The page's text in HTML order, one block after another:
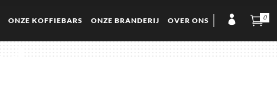
ONZE KOFFIEBARS ONZE BRANDERIJ OVER ONS 0